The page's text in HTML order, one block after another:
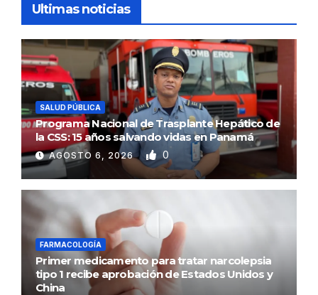
Ultimas noticias
SALUD PÚBLICA
Programa Nacional de Trasplante Hepático de
la CSS: 15 años salvando vidas en Panamá
AGOSTO 6, 2026 0
FARMACOLOGÍA
Primer medicamento para tratar narcolepsia
tipo 1 recibe aprobación de Estados Unidos y
China